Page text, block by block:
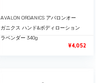
AVALON ORGANICS アバロンオー
ガニクス ハンド&ボディローション
ラベンダー 340g
¥4,052